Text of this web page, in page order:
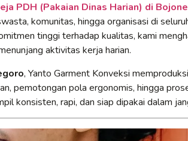
PDH (Pakaian Dinas Harian) di
komunitas, hingga organisasi di
tinggi terhadap kualitas, kami
aktivitas kerja harian.
, Yanto Garment Konveksi
pemotongan pola ergonomis, hingga
konsisten, rapi, dan siap dipakai dalam